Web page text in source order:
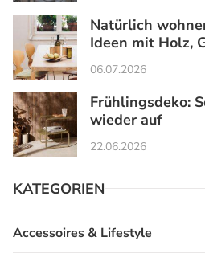
Natürlich
Ideen mit Holz,
06.07.2026
Frühlingsdeko:
wieder auf
22.06.2026
KATEGORIEN
Accessoires & Lifestyle